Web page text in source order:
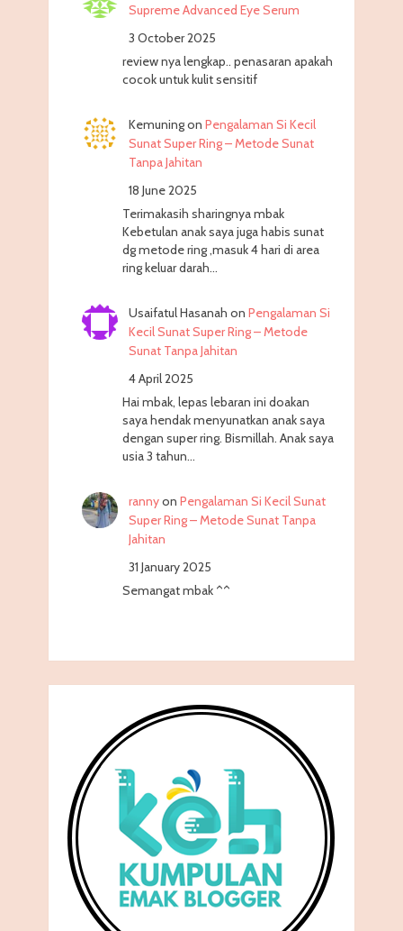
Supreme Advanced Eye Serum
3 October 2025
review nya lengkap.. penasaran apakah
cocok untuk kulit sensitif
Kemuningon Pengalaman Si Kecil
Sunat Super Ring – Metode Sunat
Tanpa Jahitan
18 June 2025
Terimakasih sharingnya mbak
Kebetulan anak saya juga habis sunat
dg metode ring ,masuk 4 hari di area
ring keluar darah…
Usaifatul Hasanah on Pengalaman Si
Kecil Sunat Super Ring – Metode
Sunat Tanpa Jahitan
4 April 2025
Hai mbak, lepas lebaran ini doakan
saya hendak menyunatkan anak saya
dengan super ring. Bismillah. Anak saya
usia 3 tahun…
rannyon Pengalaman Si Kecil Sunat
Super Ring – Metode Sunat Tanpa
Jahitan
31 January 2025
Semangat mbak ^^